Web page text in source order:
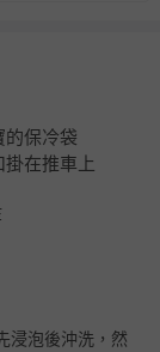
保冷袋
在推車上
浸泡後沖洗，然